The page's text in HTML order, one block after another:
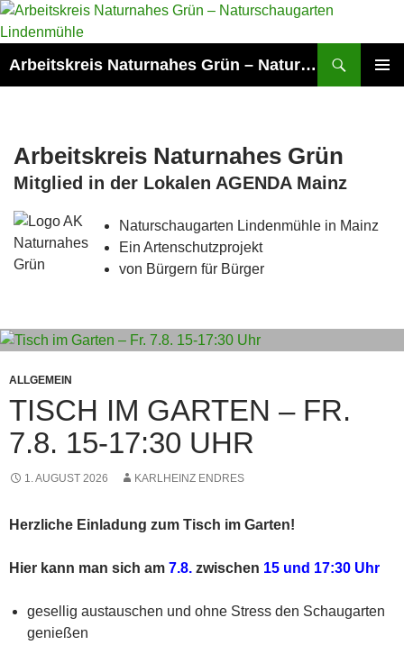
Zum
Inhalt
Arbeitskreis Naturnahes Grün – Naturschaugarten Lindenmühle
Arbeitskreis Naturnahes Grün
Mitglied in der Lokalen AGENDA Mainz
Naturschaugarten Lindenmühle in Mainz
Ein Artenschutzprojekt
von Bürgern für Bürger
ALLGEMEIN
TISCH IM GARTEN – FR.
7.8. 15-17:30 UHR
1. AUGUST 2026 KARLHEINZ ENDRES
Herzliche Einladung zum Tisch im Garten!
Hier kann man sich am 7.8. zwischen 15 und 17:30 Uhr
gesellig austauschen und ohne Stress den Schaugarten
genießen